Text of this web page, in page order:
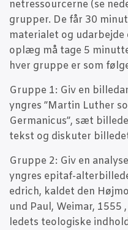
netres­sour­cer­ne (se
grup­per. De får 30
mate­ri­a­let og
oplæg må tage 5
hver grup­pe er som
Grup­pe 1: Giv en
yngres ”Mar­tin Lut­her
Ger­ma­ni­cus”, sæt
tekst og dis­ku­ter
Grup­pe 2: Giv en
yngres epi­taf-
edrich, kal­det den
und Paul, Wei­mar,
le­dets teo­lo­gi­ske